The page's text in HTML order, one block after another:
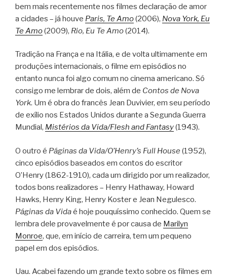
bem mais recentemente nos filmes declaração de amor
a cidades – já houve Paris, Te Amo(2006), Nova York, Eu
Te Amo(2009), Rio, Eu Te Amo(2014).
Tradição na França e na Itália, e de volta ultimamente em
produções internacionais, o filme em episódios no
entanto nunca foi algo comum no cinema americano. Só
consigo me lembrar de dois, além de Contos de Nova
York. Um é obra do francês Jean Duvivier, em seu período
de exílio nos Estados Unidos durante a Segunda Guerra
Mundial, Mistérios da Vida/Flesh and Fantasy(1943).
O outro é Páginas da Vida/O’Henry’s Full House (1952),
cinco episódios baseados em contos do escritor
O’Henry (1862-1910), cada um dirigido por um realizador,
todos bons realizadores – Henry Hathaway, Howard
Hawks, Henry King, Henry Koster e Jean Negulesco.
Páginas da Vidaé hoje pouquíssimo conhecido. Quem se
lembra dele provavelmente é por causa de Marilyn
Monroe, que, em início de carreira, tem um pequeno
papel em dos episódios.
Uau. Acabei fazendo um grande texto sobre os filmes em